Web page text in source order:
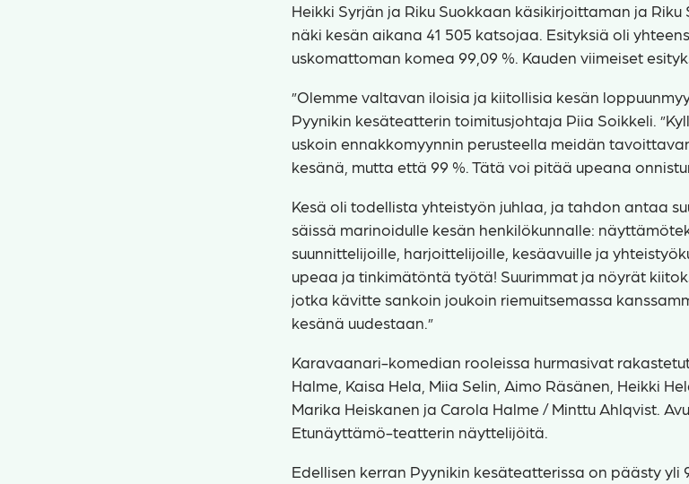
Heikki Syrjän ja Riku Suokkaan käsikirjoittaman ja
näki kesän aikana 41 505 katsojaa. Esityksiä oli
uskomattoman komea 99,09 %. Kauden viimeiset
”Olemme valtavan iloisia ja kiitollisia kesän
Pyynikin kesäteatterin toimitusjohtaja Piia Soikkeli.
uskoin ennakkomyynnin perusteella meidän
kesänä, mutta että 99 %. Tätä voi pitää upeana
Kesä oli todellista yhteistyön juhlaa, ja tahdon antaa
säissä marinoidulle kesän henkilökunnalle:
suunnittelijoille, harjoittelijoille, kesäavuille ja
upeaa ja tinkimätöntä työtä! Suurimmat ja nöyrät
jotka kävitte sankoin joukoin riemuitsemassa
kesänä uudestaan.”
Karavaanari-komedian rooleissa hurmasivat
Halme, Kaisa Hela, Miia Selin, Aimo Räsänen, Heikki
Marika Heiskanen ja Carola Halme / Minttu Ahlqvist.
Etunäyttämö-teatterin näyttelijöitä.
Edellisen kerran Pyynikin kesäteatterissa on päästy yli